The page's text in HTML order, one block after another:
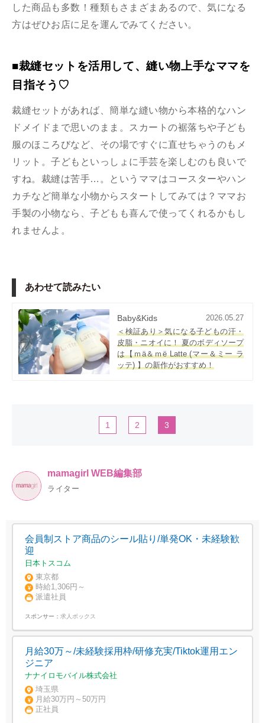
した商品も多数！種類もさまざまあるので、気になる
方はぜひお店に足を運んでみてください。
■裁縫セットを活用して、縫い物上手なママを
目指そう♡
裁縫セットがあれば、簡単な縫い物から本格的なハン
ドメイドまで思いのまま。スカートの裾落ちや子ども
服のほころびなど、その場ですぐに直せちゃうのもメ
リット。子どもといっしょに手芸を楽しむのも良いで
すね。裁縫は苦手…。というママはコースターやハン
カチなど簡単な小物からスタートしてみては？ママお
手製の小物なら、子どもも喜んで使ってくれるかもし
れませんよ。
あわせて読みたい
Baby&Kids
2026.05.27
＜検証あり＞気になる子どもの汗・
皮脂・ニオイに！ 夏のボディソープ
は【ｍä＆ｍë Latte (マー＆ミー ラ
ッテ) 】の新作がおすすめ！
1 2 3
mamagirl WEB編集部
ライター
会員制ストア商品のシール貼り/単発OK・未経験歓
迎
日本トスコム
東京都
時給1,306円～
派遣社員
スポンサー： 求人ボックス
月給30万～/未経験採用枠/研修充実/Tiktok運用エン
ジニア
ナナイロモバイル株式会社
埼玉県
月給30万円～50万円
正社員